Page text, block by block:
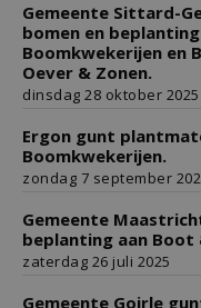
Gemeente Sittard-
bomen en
Boomkwekerijen en
Oever & Zonen.
dinsdag 28 oktober 2025
Ergon gunt
Boomkwekerijen.
zondag 7 september
Gemeente
beplanting aan Boot
zaterdag 26 juli 2025
Gemeente Goirle